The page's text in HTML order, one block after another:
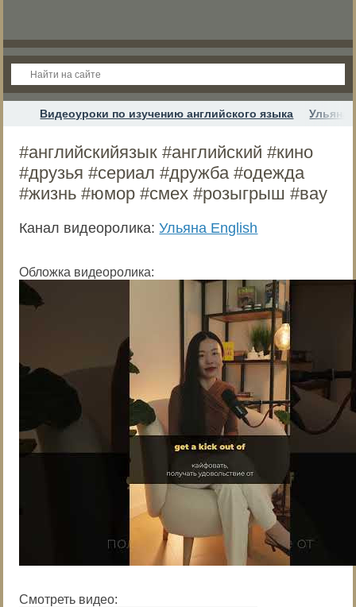
Видеоуроки по изучению английского языка Ульяна
#английскийязык #английский #кино
#друзья #сериал #дружба #одежда
#жизнь #юмор #смех #розыгрыш #вау
Канал видеоролика:Ульяна English
Обложка видеоролика:
Смотреть видео: